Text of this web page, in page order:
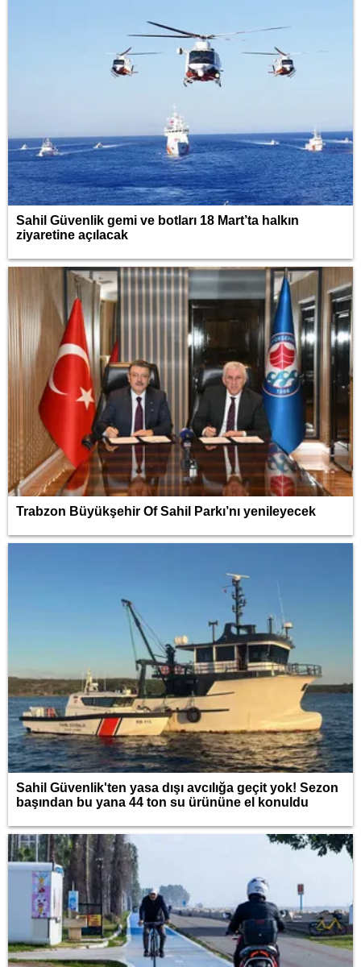
Sahil Güvenlik gemi ve botları 18 Mart’ta halkın
ziyaretine açılacak
Trabzon Büyükşehir Of Sahil Parkı’nı yenileyecek
Sahil Güvenlik'ten yasa dışı avcılığa geçit yok! Sezon
başından bu yana 44 ton su ürününe el konuldu